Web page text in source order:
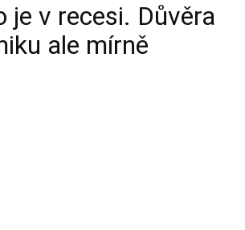
je v recesi. Důvěra
ale mírně